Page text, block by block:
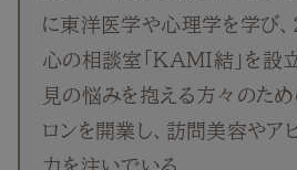
に東洋医学や心理学を学び、
心の相談室「KAMI結」を設
見の悩みを抱える方々のため
ロンを開業し、訪問美容やア
力を注いでいる。